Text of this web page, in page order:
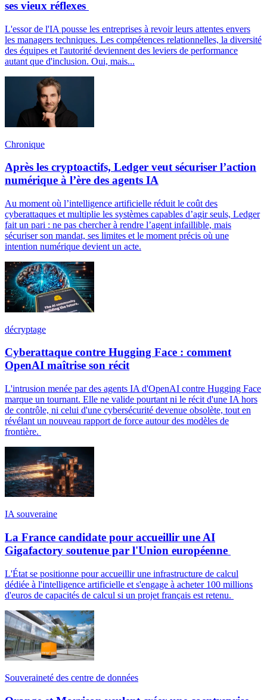
ses vieux réflexes
L'essor de l'IA pousse les entreprises à revoir leurs attentes envers
les managers techniques. Les compétences relationnelles, la diversité
des équipes et l'autorité deviennent des leviers de performance
autant que d'inclusion. Oui, mais...
Chronique
Après les cryptoactifs, Ledger veut sécuriser l’action
numérique à l’ère des agents IA
Au moment où l’intelligence artificielle réduit le coût des
cyberattaques et multiplie les systèmes capables d’agir seuls, Ledger
fait un pari : ne pas chercher à rendre l’agent infaillible, mais
sécuriser son mandat, ses limites et le moment précis où une
intention numérique devient un acte.
décryptage
Cyberattaque contre Hugging Face : comment
OpenAI maîtrise son récit
L'intrusion menée par des agents IA d'OpenAI contre Hugging Face
marque un tournant. Elle ne valide pourtant ni le récit d'une IA hors
de contrôle, ni celui d'une cybersécurité devenue obsolète, tout en
révélant un nouveau rapport de force autour des modèles de
frontière.
IA souveraine
La France candidate pour accueillir une AI
Gigafactory soutenue par l'Union européenne
L'État se positionne pour accueillir une infrastructure de calcul
dédiée à l'intelligence artificielle et s'engage à acheter 100 millions
d'euros de capacités de calcul si un projet français est retenu.
Souveraineté des centre de données